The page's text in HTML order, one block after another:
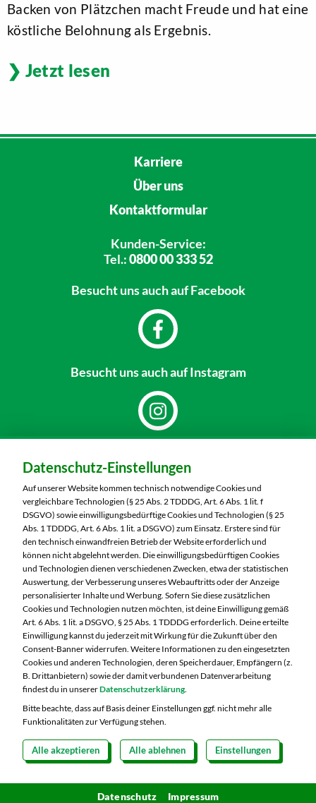
Backen von Plätzchen macht Freude und hat eine
köstliche Belohnung als Ergebnis.
Jetzt lesen
Karriere
Über uns
Kontaktformular
Kunden-Service:
Tel.:0800 00 333 52
Besucht unsauch auf Facebook
Besucht unsauch auf Instagram
MARKTKAUF Markkleeberg
Städtelner Straße 54
04416 Markkleeberg
Telefon:0341 35390
Markt ändern
Öffnungszeiten diese Woche:
Mo:
07:00 – 20:00 Uhr
Di:
07:00 – 20:00 Uhr
Mi:
07:00 – 20:00 Uhr
Do:
07:00 – 21:00 Uhr
Fr:
07:00 – 21:00 Uhr
Copyright 2026 © MARKTKAUF Datenschutz
Impressum
Hinweisgebersystem Menschenrechte
Cookie-Einstellungen
Datenschutz-Einstellungen
Auf unserer Website kommen technisch notwendige Cookies und
vergleichbare Technologien (§ 25 Abs. 2 TDDDG, Art. 6 Abs. 1 lit. f
DSGVO) sowie einwilligungsbedürftige Cookies und Technologien (§ 25
Abs. 1 TDDDG, Art. 6 Abs. 1 lit. a DSGVO) zum Einsatz. Erstere sind für
den technisch einwandfreien Betrieb der Website erforderlich und
können nicht abgelehnt werden. Die einwilligungsbedürftigen Cookies
und Technologien dienen verschiedenen Zwecken, etwa der statistischen
Auswertung, der Verbesserung unseres Webauftritts oder der Anzeige
personalisierter Inhalte und Werbung. Sofern Sie diese zusätzlichen
Cookies und Technologien nutzen möchten, ist deine Einwilligung gemäß
Art. 6 Abs. 1 lit. a DSGVO, § 25 Abs. 1 TDDDG erforderlich. Deine erteilte
Einwilligung kannst du jederzeit mit Wirkung für die Zukunft über den
Consent-Banner widerrufen. Weitere Informationen zu den eingesetzten
Cookies und anderen Technologien, deren Speicherdauer, Empfängern (z.
B. Drittanbietern) sowie der damit verbundenen Datenverarbeitung
findest du in unsererDatenschutzerklärung.
Bitte beachte, dass auf Basis deiner Einstellungen ggf. nicht mehr alle
Funktionalitäten zur Verfügung stehen.
Alle akzeptieren Alle ablehnen Einstellungen
Datenschutz Impressum